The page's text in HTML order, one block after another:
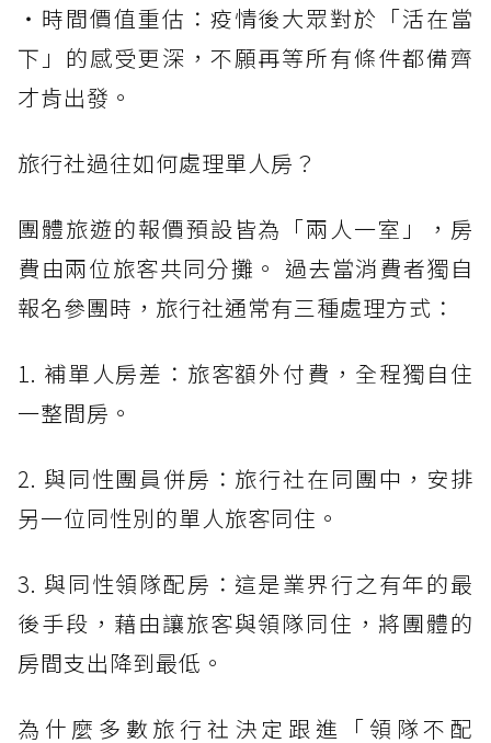
・時間價值重估：疫情後大眾對於「活在當
下」的感受更深，不願再等所有條件都備齊
才肯出發。
旅行社過往如何處理單人房？
團體旅遊的報價預設皆為「兩人一室」，房
費由兩位旅客共同分攤。 過去當消費者獨自
報名參團時，旅行社通常有三種處理方式：
1. 補單人房差：旅客額外付費，全程獨自住
一整間房。
2. 與同性團員併房：旅行社在同團中，安排
另一位同性別的單人旅客同住。
3. 與同性領隊配房：這是業界行之有年的最
後手段，藉由讓旅客與領隊同住，將團體的
房間支出降到最低。
為什麼多數旅行社決定跟進「領隊不配